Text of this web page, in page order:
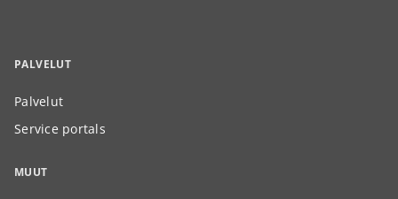
PALVELUT
Palvelut
Service portals
MUUT